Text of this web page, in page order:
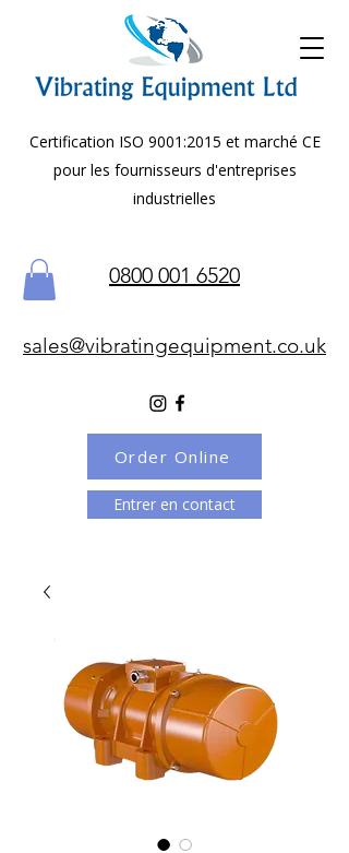
Certification ISO 9001:2015 et marché CE
pour les fournisseurs d'entreprises
industrielles
0800 001 6520
sales@vibratingequipment.co.uk
Entrer en contact
Order Online